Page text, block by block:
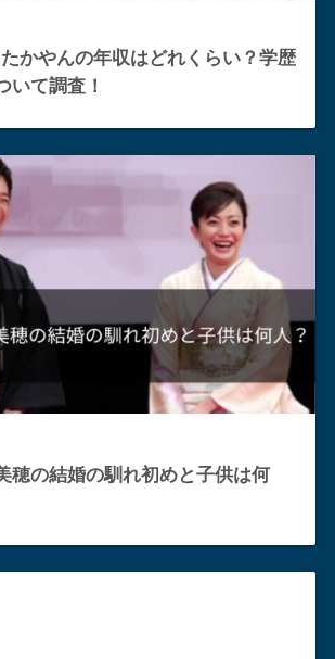
たかやんの年収はどれくらい？学歴
いて調査！
穂の結婚の馴れ初めと子供は何